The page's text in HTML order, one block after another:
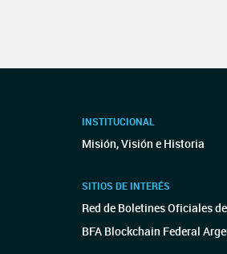
INSTITUCIONAL
Misión, Visión e Historia
SITIOS DE INTERÉS
Red de Boletines Oficiales
BFA Blockchain Federal